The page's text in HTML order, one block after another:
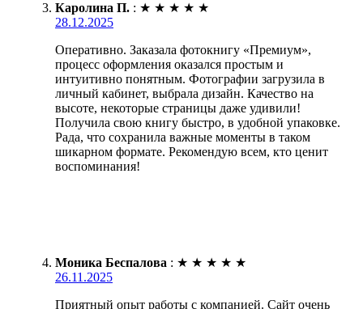
Каролина П. : ★ ★ ★ ★ ★
28.12.2025
Оперативно. Заказала фотокнигу «Премиум»,
процесс оформления оказался простым и
интуитивно понятным. Фотографии загрузила в
личный кабинет, выбрала дизайн. Качество на
высоте, некоторые страницы даже удивили!
Получила свою книгу быстро, в удобной упаковке.
Рада, что сохранила важные моменты в таком
шикарном формате. Рекомендую всем, кто ценит
воспоминания!
Моника Беспалова : ★ ★ ★ ★ ★
26.11.2025
Приятный опыт работы с компанией. Сайт очень